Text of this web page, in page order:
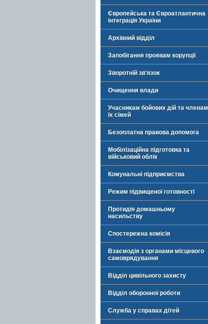
Європейська та Євроатлантична
інтеграція України
Архівний відділ
Запобігання проявам корупції
Зворотній зв'язок
Очищення влади
Учасникам бойових дій та членам
їх сімей
Безоплатна правова допомога
Мобілізаційна підготовка та
військовий облік
Комунальні підприємства
Режим підвищеної готовності
Протидія домашньому
насильству
Спостережна комісія
Взаємодія з органами місцевого
самоврядування
Відділ цивільного захисту
Відділ оборонної роботи
Служба у справах дітей